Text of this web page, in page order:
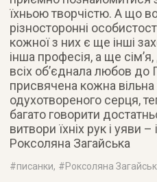
їхньою творчістю. А що
різносторонні
кожної з них є ще інші
інша професія, а ще
всіх об’єднала любов до
присвячена кожна
одухотвореного серця,
багато говорити
витвори їхніх рук і уяви
Роксоляна Загайська
#писанки, #Роксоляна